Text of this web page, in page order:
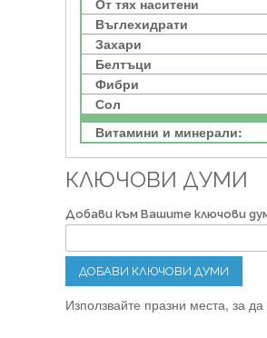
От тях наситени
Въглехидрати
Захари
Белтъци
Фибри
Сол
Витамини и минерали:
КЛЮЧОВИ ДУМИ
Добави към Вашите ключови
ДОБАВИ КЛЮЧОВИ ДУМИ
Използвайте празни места, за